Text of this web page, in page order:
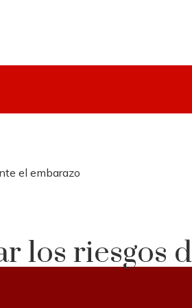
el embarazo
los riesgos